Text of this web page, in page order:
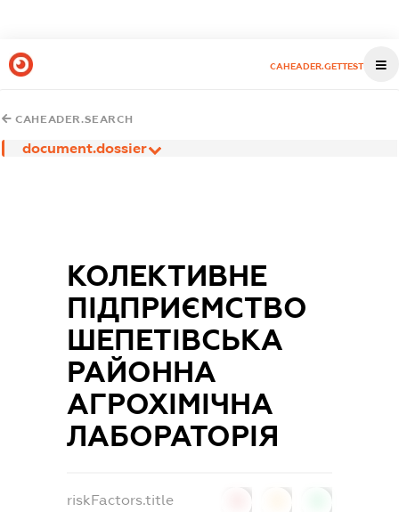
CAHEADER.GETTEST
CAHEADER.SEARCH
document.dossier
КОЛЕКТИВНЕ
ПІДПРИЄМСТВО
ШЕПЕТІВСЬКА
РАЙОННА
АГРОХІМІЧНА
ЛАБОРАТОРІЯ
riskFactors.title